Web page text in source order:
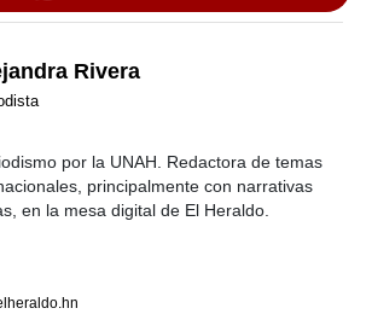
Rivera
por la UNAH. Redactora de temas
principalmente con narrativas
en la mesa digital de El Heraldo.